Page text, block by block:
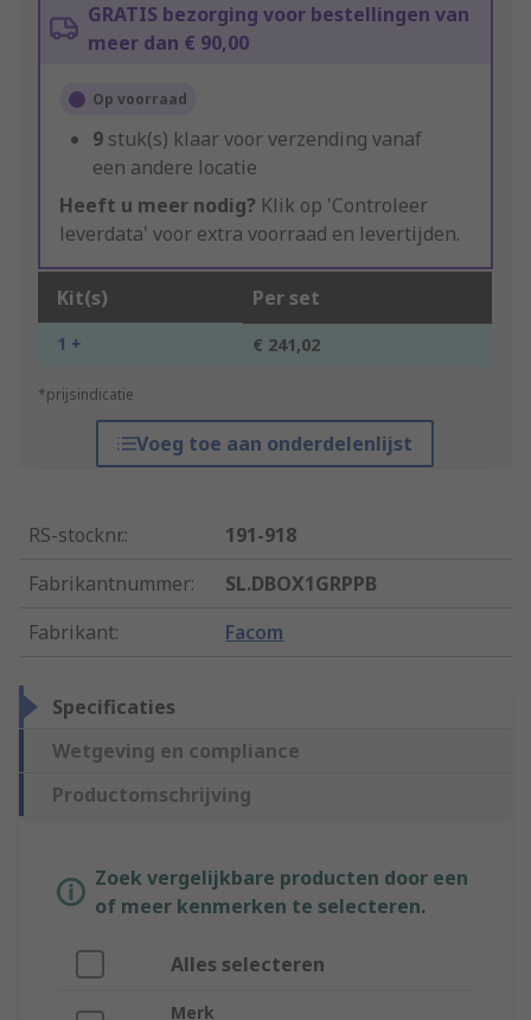
GRATIS bezorging voor bestellingen van
meer dan € 90,00
Op voorraad
9 stuk(s) klaar voor verzending vanaf
een andere locatie
Heeft u meer nodig? Klik op 'Controleer
leverdata' voor extra voorraad en levertijden.
Kit(s) Per set
1 + € 241,02
*prijsindicatie
Voeg toe aan onderdelenlijst
RS-stocknr.:
191-918
Fabrikantnummer:
SL.DBOX1GRPPB
Fabrikant: Facom
Specificaties
Wetgeving en compliance
Productomschrijving
Zoek vergelijkbare producten door een
of meer kenmerken te selecteren.
Alles selecteren
Merk